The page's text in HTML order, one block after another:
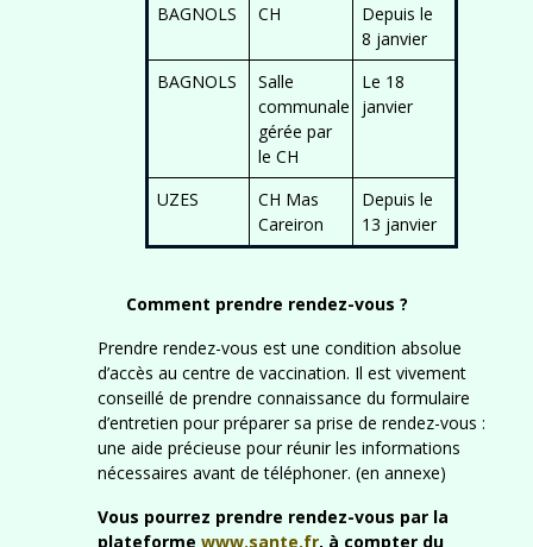
BAGNOLS CH
Depuis le
8 janvier
BAGNOLS
Salle
communale
gérée par
le CH
Le 18
janvier
UZES
CH Mas
Careiron
Depuis le
13 janvier
Comment prendre rendez-vous ?
Prendre rendez-vous est une condition absolue
d’accès au centre de vaccination. Il est vivement
conseillé de prendre connaissance du formulaire
d’entretien pour préparer sa prise de rendez-vous :
une aide précieuse pour réunir les informations
nécessaires avant de téléphoner. (en annexe)
Vous pourrez prendre rendez-vous par la
plateformewww.sante.fr, à compter du